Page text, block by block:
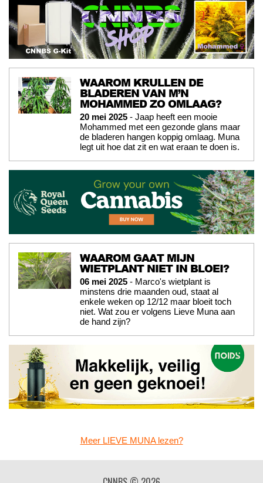
WAAROM KRULLEN DE
BLADEREN VAN M’N
MOHAMMED ZO OMLAAG?
20 mei 2025 - Jaap heeft een mooie
Mohammed met een gezonde glans maar
de bladeren hangen koppig omlaag. Muna
legt uit hoe dat zit en wat eraan te doen is.
WAAROM GAAT MIJN
WIETPLANT NIET IN BLOEI?
06 mei 2025 - Marco's wietplant is
minstens drie maanden oud, staat al
enkele weken op 12/12 maar bloeit toch
niet. Wat zou er volgens Lieve Muna aan
de hand zijn?
Meer LIEVE MUNA lezen?